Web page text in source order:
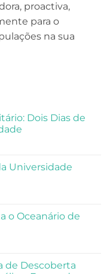
proactiva,
para o
na sua
Dois Dias de
Universidade
o Oceanário de
de Descoberta